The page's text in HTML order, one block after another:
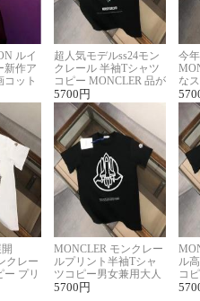
ルイ
新作ア
コット
ャツ
超人気モデルss24モン
クレール 半袖Tシャツ
コピー MONCLER 品が
良く見た目
5700 円
今
な
ル
クレー
ー プリ
MONCLER モンクレー
ルプリント半袖Tシャ
ツコピー男女兼用大人
可愛い春夏コーデ
5700 円
ル
コ
ィ